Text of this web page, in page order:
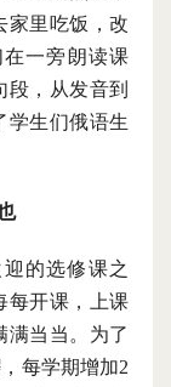
家里吃饭，改
一旁朗读课
，从发音到
学生们俄语生
的选修课之
每开课，上课
满当当。为了
每学期增加2